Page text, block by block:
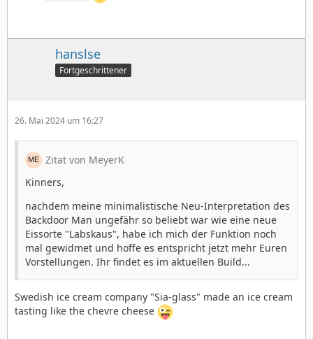
hanslse
Fortgeschrittener
26. Mai 2024 um 16:27
Zitat von MeyerK
Kinners,
nachdem meine minimalistische Neu-Interpretation des
Backdoor Man ungefähr so beliebt war wie eine neue
Eissorte "Labskaus", habe ich mich der Funktion noch
mal gewidmet und hoffe es entspricht jetzt mehr Euren
Vorstellungen. Ihr findet es im aktuellen Build...
Swedish ice cream company "Sia-glass" made an ice cream
tasting like the chevre cheese